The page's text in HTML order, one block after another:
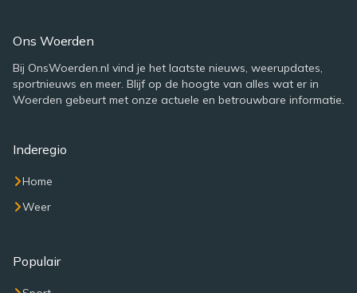
Ons Woerden
Bij OnsWoerden.nl vind je het laatste nieuws, weerupdates,
sportnieuws en meer. Blijf op de hoogte van alles wat er in
Woerden gebeurt met onze actuele en betrouwbare informatie.
Inderegio
Home
Weer
Populair